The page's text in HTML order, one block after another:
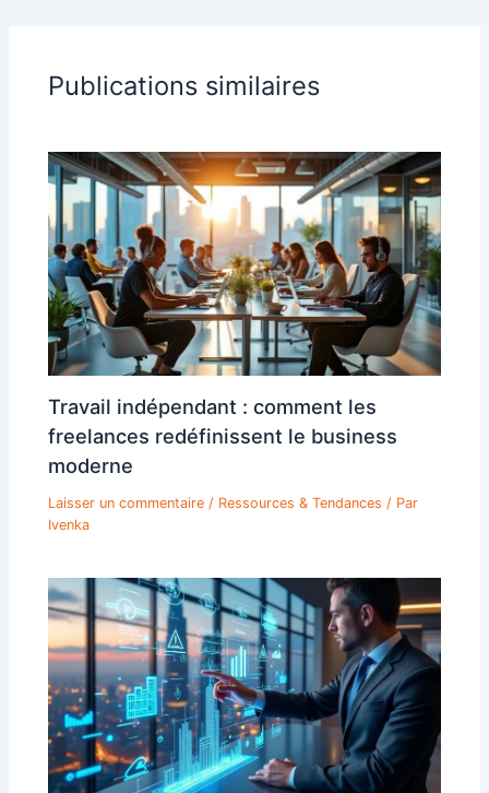
Publications similaires
Travail indépendant : comment les
freelances redéfinissent le business
moderne
Laisser un commentaire / Ressources & Tendances / Par
Ivenka